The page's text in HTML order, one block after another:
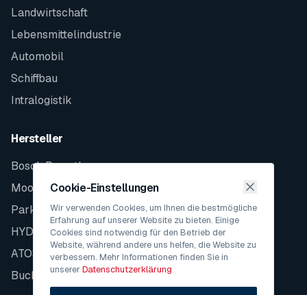
Landwirtschaft
Lebensmittelindustrie
Automobil
Schiffbau
Intralogistik
Hersteller
Bosch Rexroth
Moog
Parker
HYDAC
ATOS
Bucher
Cookie-Einstellungen
Wir verwenden Cookies, um Ihnen die bestmögliche
Erfahrung auf unserer Website zu bieten. Einige
Cookies sind notwendig für den Betrieb der
Website, während andere uns helfen, die Website zu
verbessern. Mehr Informationen finden Sie in
unsererDatenschutzerklärung